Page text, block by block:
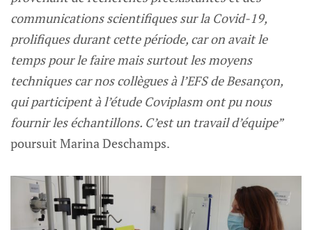
communications scientifiques sur la Covid-19,
prolifiques durant cette période, car on avait le
temps pour le faire mais surtout les moyens
techniques car nos collègues à l’EFS de Besançon,
qui participent à l’étude Coviplasm ont pu nous
fournir les échantillons. C’est un travail d’équipe”
poursuit Marina Deschamps.